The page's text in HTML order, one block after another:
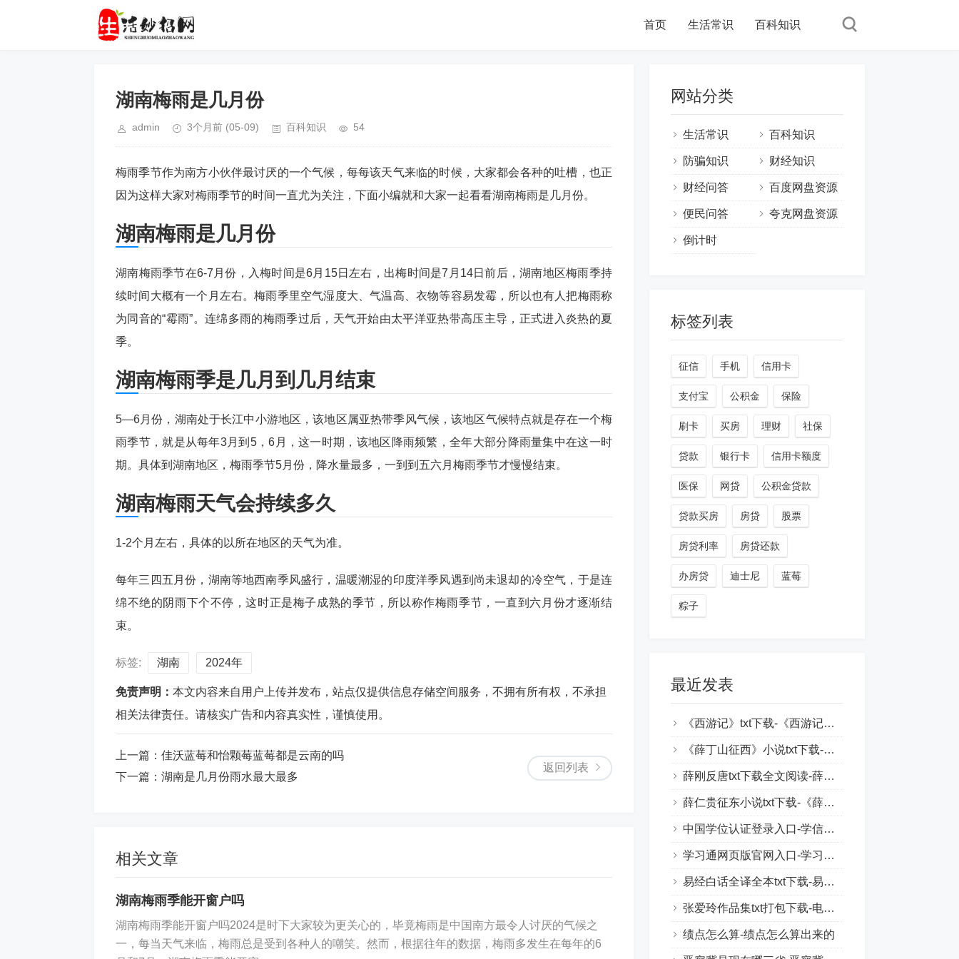
首页 生活常识 百科知识
湖南梅雨是几月份
admin 3个月前 (05-09) 百科知识 54
梅雨季节作为南方小伙伴最讨厌的一个气候，每每该天气来临的时候，大家都会各种的吐槽，也正
因为这样大家对梅雨季节的时间一直尤为关注，下面小编就和大家一起看看湖南梅雨是几月份。
湖南梅雨是几月份
湖南梅雨季节在6-7月份，入梅时间是6月15日左右，出梅时间是7月14日前后，湖南地区梅雨季持
续时间大概有一个月左右。梅雨季里空气湿度大、气温高、衣物等容易发霉，所以也有人把梅雨称
为同音的“霉雨”。连绵多雨的梅雨季过后，天气开始由太平洋亚热带高压主导，正式进入炎热的夏
季。
湖南梅雨季是几月到几月结束
5—6月份，湖南处于长江中小游地区，该地区属亚热带季风气候，该地区气候特点就是存在一个梅
雨季节，就是从每年3月到5，6月，这一时期，该地区降雨频繁，全年大部分降雨量集中在这一时
期。具体到湖南地区，梅雨季节5月份，降水量最多，一到到五六月梅雨季节才慢慢结束。
湖南梅雨天气会持续多久
1-2个月左右，具体的以所在地区的天气为准。
每年三四五月份，湖南等地西南季风盛行，温暖潮湿的印度洋季风遇到尚未退却的冷空气，于是连
绵不绝的阴雨下个不停，这时正是梅子成熟的季节，所以称作梅雨季节，一直到六月份才逐渐结
束。
标签: 湖南 2024年
免责声明： 本文内容来自用户上传并发布，站点仅提供信息存储空间服务，不拥有所有权，不承担
相关法律责任。请核实广告和内容真实性，谨慎使用。
返回列表
上一篇： 佳沃蓝莓和怡颗莓蓝莓都是云南的吗
下一篇： 湖南是几月份雨水最大最多
相关文章
湖南梅雨季能开窗户吗
湖南梅雨季能开窗户吗2024是时下大家较为更关心的，毕竟梅雨是中国南方最令人讨厌的气候之
一，每当天气来临，梅雨总是受到各种人的嘲笑。然而，根据往年的数据，梅雨多发生在每年的6
网站分类
生活常识 百科知识
防骗知识 财经知识
财经问答 百度网盘资源
便民问答 夸克网盘资源
倒计时
标签列表
征信 手机 信用卡
支付宝 公积金 保险
刷卡 买房 理财 社保
贷款 银行卡 信用卡额度
医保 网贷 公积金贷款
贷款买房 房贷 股票
房贷利率 房贷还款
办房贷 迪士尼 蓝莓
粽子
最近发表
《西游记》txt下载-《西游记》原著电子书下载
《薛丁山征西》小说txt下载-薛丁山传奇txt下载
薛刚反唐txt下载全文阅读-薛刚反唐全文txt百度云
薛仁贵征东小说txt下载-《薛仁贵征东》古典小说下载
中国学位认证登录入口-学信网官网登录入口
学习通网页版官网入口-学习通账号在线登录
易经白话全译全本txt下载-易经白话文全文txt下载
张爱玲作品集txt打包下载-电子书下载张爱玲文集
绩点怎么算-绩点怎么算出来的